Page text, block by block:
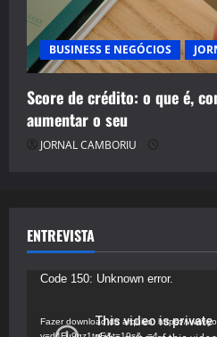
BUSINESS E NEGÓCIOS
Score de crédito: o que é,
aumentar o seu
JORNAL CAMBORIU
ENTREVISTA
Tocador
vídeo
Code 150: Unknown error.
Fazer download do arquivo: https://